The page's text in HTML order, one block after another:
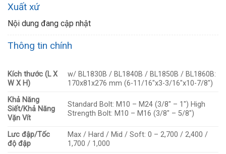
Xuất xứ
Nội dung đang cập nhật
Thông tin chính
Kích thước (L X
W X H)
w/ BL1830B / BL1840B / BL1850B / BL1860B:
170x81x276 mm (6-11/16″x3-3/16″x10-7/8″)
Khả Năng
Siết/Khả Năng
Vặn Vít
Standard Bolt: M10 – M24 (3/8″ – 1″) High
Strength Bolt: M10 – M16 (3/8″ – 5/8″)
Lưc đập/Tốc
độ đập
Max / Hard / Mid / Soft: 0 – 2,700 / 2,400 /
1,700 / 1,000